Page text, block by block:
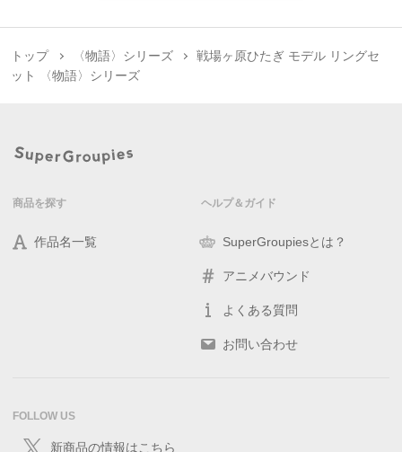
トップ 〈物語〉シリーズ
戦場ヶ原ひたぎ モデル リングセ
ット 〈物語〉シリーズ
商品を探す
作品名一覧
ヘルプ＆ガイド
SuperGroupiesとは？
アニメバウンド
よくある質問
お問い合わせ
FOLLOW US
新商品の情報はこちら